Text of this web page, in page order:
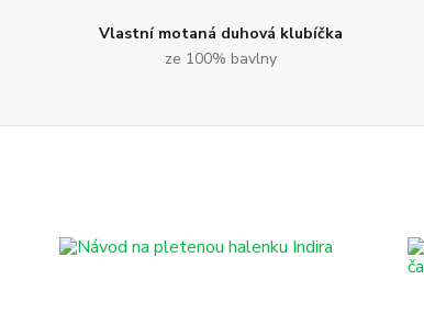
Vlastní motaná duhová klubíčka
ze 100% bavlny